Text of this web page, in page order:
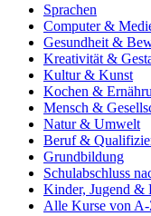
Sprachen
Computer &
Gesundheit &
Kreativität &
Kultur & Kunst
Kochen &
Mensch &
Natur & Umwelt
Beruf &
Grundbildung
Schulabschluss
Kinder, Jugend &
Alle Kurse von